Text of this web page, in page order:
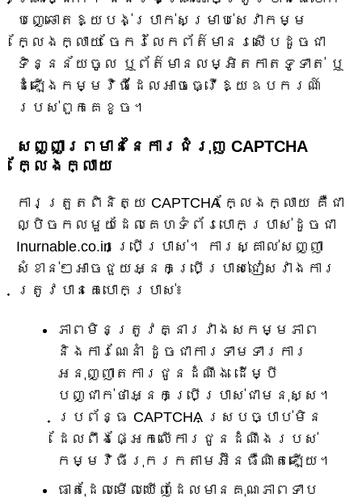
បញ្ឆោតឱ្យបង់ប្រាក់សម្រាប់សេវាកម្ម
ក្លែងក្លាយ ចែករំលែកព័ត៌មានរសើបដូចជា
ទិន្នន័យចូល ឬព័ត៌មានលម្អិតកាតទូទាត់ ឬ
ដំឡើងកម្មវិធីដែលអាចធ្វើឱ្យឧបករណ៍
របស់ពួកគេខូច។
សញ្ញាព្រមាននៃការជំរុញ CAPTCHA
ក្លែងក្លាយ
ការត្រួតពិនិត្យ CAPTCHA ក្លែងក្លាយ គឺជា
ល្បិចកលមួយដែលគេហទំព័របោកប្រាស់ដូចជា
Inurnable.co.in ប្រើប្រាស់។ ការស្គាល់សញ្ញា
សំខាន់ៗអាចជួយអ្នកប្រើប្រាស់ជៀសវាងការ
ត្រូវបានគេបោកប្រាស់៖
ភាពមិនត្រូវគ្នារវាងសកម្មភាព
និងការណែនាំ ដូចជាការទាមទារការ
អនុញ្ញាតការជូនដំណឹង ដើម្បី
បញ្ជាក់ថាអ្នកប្រើប្រាស់ជាមនុស្ស។
ប្រព័ន្ធ CAPTCHA ស្របច្បាប់មិន
ដែលពឹងផ្អែកលើការជូនដំណឹងរបស់
កម្មវិធីរុករកតាមអ៊ីនធឺណិតឡើយ។
ធាតុដែលមើលឃើញដែលមានគុណភាពទាប